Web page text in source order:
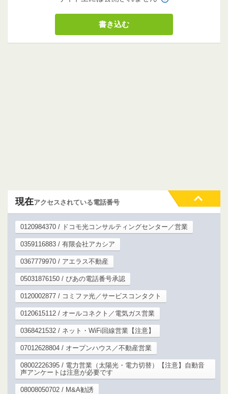
現在アクセスされている電話番号
0120984370 / ドコモ光コンサルティングセンター／営業
0359116883 / 有限会社アカシア
0367779970 / アエラス不動産
05031876150 / ぴあの電話番号承認
0120002877 / コミファ光／サービスコンタクト
0120615112 / オールコネクト／電気ガス営業
0368421532 / ネット・WiFi回線営業【注意】
07012628804 / オープンハウス／不動産営業
08002226395 / 電力営業（太陽光・電力切替）【注意】自動音
声アンケートは注意が必要です
08008050702 / M&A勧誘